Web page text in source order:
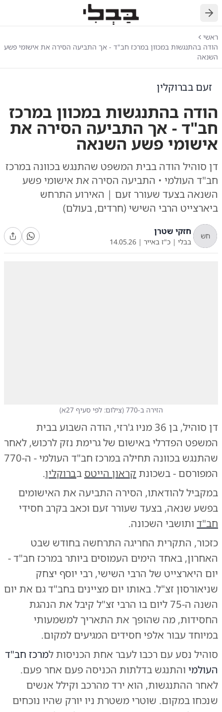
חזרה
ראשי
הודה בהתנגשות במכוון במרכז חב"ד - אך התביעה הסירה את אישומי פשע
השנאה
זעם בברוקלין
הודה בהתנגשות במכוון במרכז
חב"ד - אך התביעה הסירה את
אישומי פשע השנאה
דן סוהיל הודה בבית המשפט שהתנגש בכוונה במרכז
חב"ד העולמי • התביעה הסירה את אישומי פשע
השנאה בצעד שעורר זעם | האירוע התרחש
ביארצייט הרבי השישי (חרדים, בעולם)
חש חזקי שטרן
בבלי | כ"ז באייר |
14.05.26
הזירה ב-770 (צילום: לפי סעיף 27א )
דן סוהיל, בן 36 מניו ג'רזי, הודה השבוע בבית
המשפט הפדרלי באישום של גרימת נזק לרכוש, לאחר
שהתנגש בכוונה תחילה במרכז חב"ד העולמי - ה-770
המפורסם - בשכונת קראון הייטס בברוקלין.
במקביל להודאתו, הסירה התביעה את האישומים
בפשע שנאה, בצעד שעורר זעם וכאב בקרב חסידי
חב"ד ותושבי השכונה.
כזכור, התקרית החריגה התרחשה בחודש שבט
האחרון, באחד הימים העמוסים ביותר במרכז חב"ד -
יום היארצייט של הרבי השישי, רבי יוסף יצחק
שניאורסון זצ"ל. באותו יום מציינים בחב"ד גם את יום
השנה ה-75 ליום בו הרבי זצ"ל קיבל את הנהגת
החסידות, מה שהופך את התאריך למשמעותי
במיוחד עבור אלפי חסידים המגיעים למקום.
סוהיל נסע עם רכבו לעבר אחת הכניסות למרכז חב"ד
העולמי והתנגש בדלתות הכניסה פעם אחר פעם.
לאחר ההתנגשות, הוא ירד מהרכב וקילל אנשים
שנכחו במקום. שוטרי משטרת ניו יורק שהיו נוכחים